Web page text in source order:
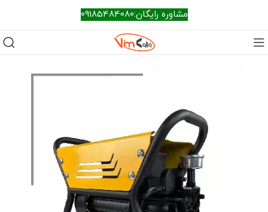
مشاوره رایگان:09185484080